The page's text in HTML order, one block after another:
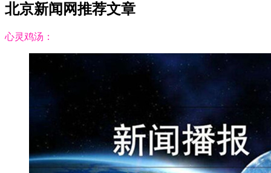
北京新闻网推荐文章
心灵鸡汤：